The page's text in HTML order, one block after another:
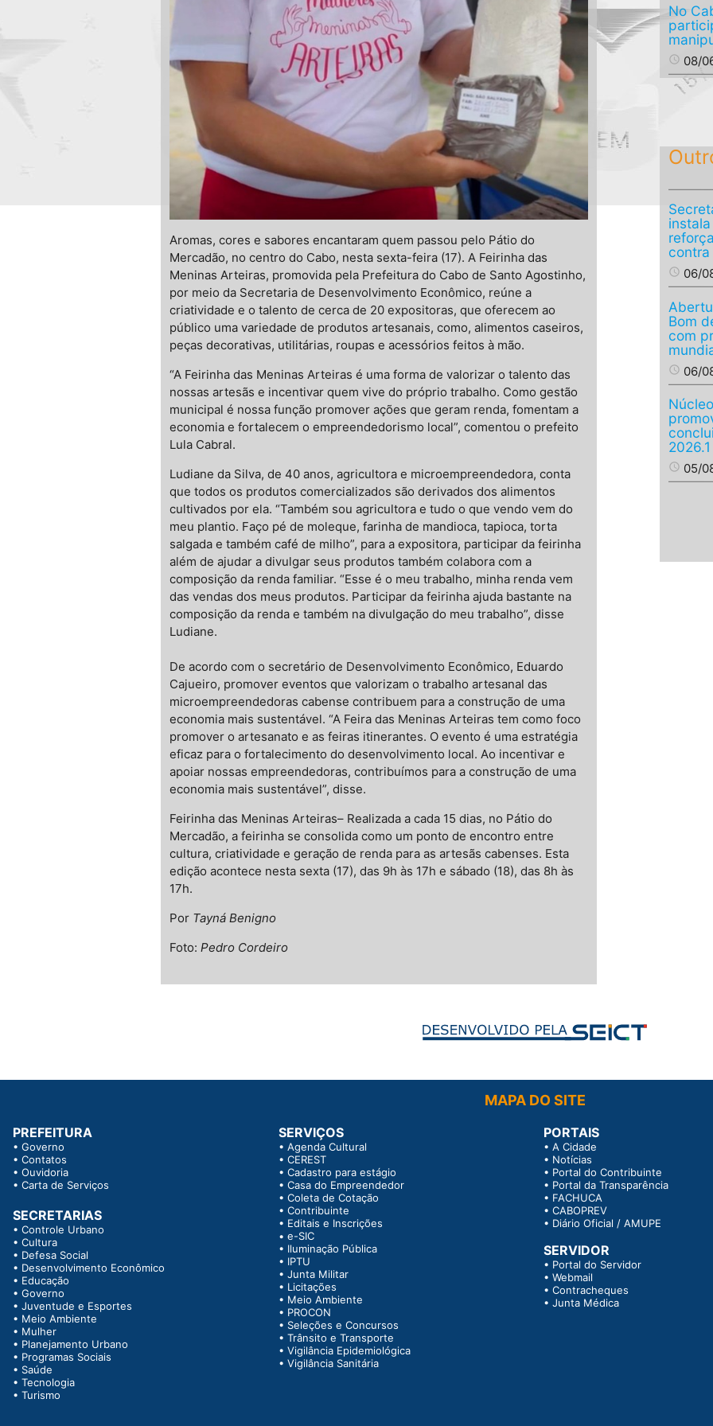
Aromas, cores e sabores encantaram quem passou pelo Pátio do
Mercadão, no centro do Cabo, nesta sexta-feira (17). A Feirinha das
Meninas Arteiras, promovida pela Prefeitura do Cabo de Santo Agostinho,
por meio da Secretaria de Desenvolvimento Econômico, reúne a
criatividade e o talento de cerca de 20 expositoras, que oferecem ao
público uma variedade de produtos artesanais, como, alimentos caseiros,
peças decorativas, utilitárias, roupas e acessórios feitos à mão.
“A Feirinha das Meninas Arteiras é uma forma de valorizar o talento das
nossas artesãs e incentivar quem vive do próprio trabalho. Como gestão
municipal é nossa função promover ações que geram renda, fomentam a
economia e fortalecem o empreendedorismo local”, comentou o prefeito
Lula Cabral.
Ludiane da Silva, de 40 anos, agricultora e microempreendedora, conta
que todos os produtos comercializados são derivados dos alimentos
cultivados por ela. “Também sou agricultora e tudo o que vendo vem do
meu plantio. Faço pé de moleque, farinha de mandioca, tapioca, torta
salgada e também café de milho”, para a expositora, participar da feirinha
além de ajudar a divulgar seus produtos também colabora com a
composição da renda familiar. “Esse é o meu trabalho, minha renda vem
das vendas dos meus produtos. Participar da feirinha ajuda bastante na
composição da renda e também na divulgação do meu trabalho”, disse
Ludiane.
De acordo com o secretário de Desenvolvimento Econômico, Eduardo
Cajueiro, promover eventos que valorizam o trabalho artesanal das
microempreendedoras cabense contribuem para a construção de uma
economia mais sustentável. “A Feira das Meninas Arteiras tem como foco
promover o artesanato e as feiras itinerantes. O evento é uma estratégia
eficaz para o fortalecimento do desenvolvimento local. Ao incentivar e
apoiar nossas empreendedoras, contribuímos para a construção de uma
economia mais sustentável”, disse.
Feirinha das Meninas Arteiras– Realizada a cada 15 dias, no Pátio do
Mercadão, a feirinha se consolida como um ponto de encontro entre
cultura, criatividade e geração de renda para as artesãs cabenses. Esta
edição acontece nesta sexta (17), das 9h às 17h e sábado (18), das 8h às
17h.
Por Tayná Benigno
Foto: Pedro Cordeiro
No
access_time 08/
contra
access_time 06/
Bom
com
access_time 06/
2026.1
access_time 05/
MAPA DO SITE
PREFEITURA
•Governo
•Contatos
•Ouvidoria
•Carta de Serviços
SECRETARIAS
•Controle Urbano
•Cultura
• Defesa Social
• Desenvolvimento Econômico
• Educação
•Governo
•Juventude e Esportes
• Meio Ambiente
• Mulher
• Planejamento Urbano
• Programas Sociais
• Saúde
•Tecnologia
•Turismo
SERVIÇOS
• Agenda Cultural
• CEREST
• Cadastro para estágio
• Casa do Empreendedor
• Coleta de Cotação
• Contribuinte
• Editais e Inscrições
• e-SIC
• Iluminação Pública
• IPTU
• Junta Militar
• Licitações
• Meio Ambiente
• PROCON
• Seleções e Concursos
• Trânsito e Transporte
• Vigilância Epidemiológica
• Vigilância Sanitária
PORTAIS
•A Cidade
• Notícias
• Portal do Contribuinte
• Portal da Transparência
• FACHUCA
•CABOPREV
• Diário Oficial / AMUPE
SERVIDOR
• Portal do Servidor
•Webmail
•Contracheques
•Junta Médica